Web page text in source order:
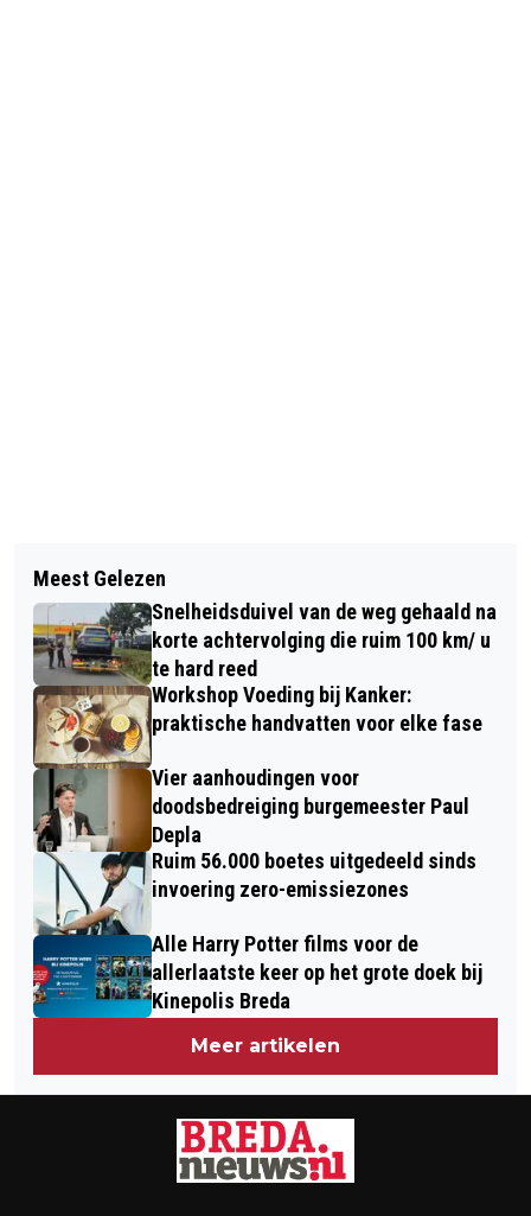
NIEUWE PLANNEN TETERINGSEDIJK:
SUPERMARKT EN BETAALBARE
WONINGEN BRENGEN LEVENDIGHEID
TERUG
HELI ONDERZOEKT WEST-BRABANTSE
BODEM: CRUCIALE DATA VOOR
WATERBEHEER
Meest Gelezen
Snelheidsduivel van de weg gehaald na
korte achtervolging die ruim 100 km/ u
te hard reed
Workshop Voeding bij Kanker:
praktische handvatten voor elke fase
Vier aanhoudingen voor
doodsbedreiging burgemeester Paul
Depla
Ruim 56.000 boetes uitgedeeld sinds
invoering zero-emissiezones
Alle Harry Potter films voor de
allerlaatste keer op het grote doek bij
Kinepolis Breda
Meer artikelen